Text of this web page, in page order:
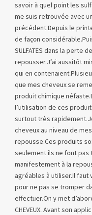
savoir à quel point les
me suis retrouvée avec
précédent.Depuis le
de façon
SULFATES dans la perte
repousser.J’ai aussitôt
qui en
que mes cheveux se
produit chimique
l’utilisation de ces
surtout très
cheveux au niveau de
repousse.Ces produits
seulement ils ne font pas
manifestement à la
agréables à utiliser.Il faut
pour ne pas se tromper
effectuer.On y met
CHEVEUX. Avant son